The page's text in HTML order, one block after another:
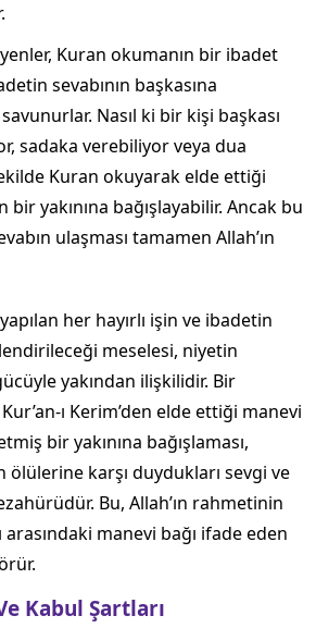
Kuran okumanın bir ibadet
sevabının başkasına
Nasıl ki bir kişi başkası
sadaka verebiliyor veya dua
Kuran okuyarak elde ettiği
bir yakınına bağışlayabilir. Ancak bu
ulaşması tamamen Allah’ın
her hayırlı işin ve ibadetin
meselesi, niyetin
yakından ilişkilidir. Bir
ı Kerim’den elde ettiği manevi
bir yakınına bağışlaması,
ölülerine karşı duydukları sevgi ve
Bu, Allah’ın rahmetinin
manevi bağı ifade eden
Kabul Şartları